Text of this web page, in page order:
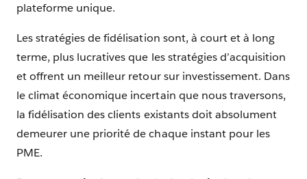
plateforme unique.
Les stratégies de fidélisation sont, à court et à long
terme, plus lucratives que les stratégies d’acquisition
et offrent un meilleur retour sur investissement. Dans
le climat économique incertain que nous traversons,
la fidélisation des clients existants doit absolument
demeurer une priorité de chaque instant pour les
PME.